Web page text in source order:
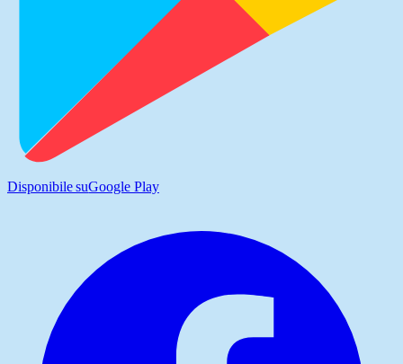
Disponibile suGoogle Play